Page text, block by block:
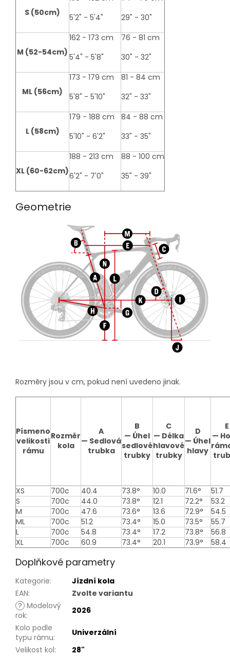
S (50cm)
5'2" - 5'4"
29" - 30"
M (52-54cm)
162 - 173 cm
5'4" - 5'8"
76 - 81 cm
30" - 32"
ML (56cm)
173 - 179 cm
5'8" - 5'10"
81 - 84 cm
32" - 33"
L (58cm)
179 - 188 cm
5'10" - 6'2"
84 - 88 cm
33" - 35"
XL (60-62cm)
188 - 213 cm
6'2" - 7'0"
88 - 100 cm
35" - 39"
Geometrie
Rozměry jsou v cm, pokud není uvedeno jinak.
Sizing
table
Písmeno
velikosti
rámu
Rozměr
kola
A
— Sedlová
trubka
B
— Úhel
sedlové
trubky
C
— Délka
hlavové
trubky
D
— Úhel
hlavy
E
—
XS 700c 40.4 73.8° 10.0 71.6°
51.7
S
700c 44.0 73.8° 12.1 72.2°
53.2
M
700c 47.6 73.6° 13.6 72.9°
54.5
ML
700c 51.2 73.4° 15.0 73.5°
55.7
L
700c 54.8 73.4° 17.2 73.8°
56.8
XL
700c 60.9 73.4° 20.1 73.9° 58.4
Doplňkové parametry
Kategorie:
Jízdní kola
EAN:
Zvolte variantu
? Modelový
rok:
2026
Kolo podle
typu rámu:
Univerzální
Velikost kol: 28"